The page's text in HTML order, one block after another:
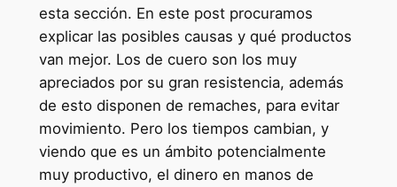
esta sección. En este post procuramos
explicar las posibles causas y qué productos
van mejor. Los de cuero son los muy
apreciados por su gran resistencia, además
de esto disponen de remaches, para evitar
movimiento. Pero los tiempos cambian, y
viendo que es un ámbito potencialmente
muy productivo, el dinero en manos de